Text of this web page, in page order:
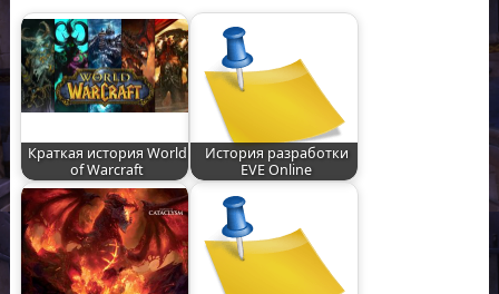
Краткая история World
of Warcraft
История разработки
EVE Online